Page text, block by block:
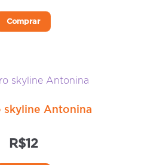
Comprar
skyline Antonina
R$12